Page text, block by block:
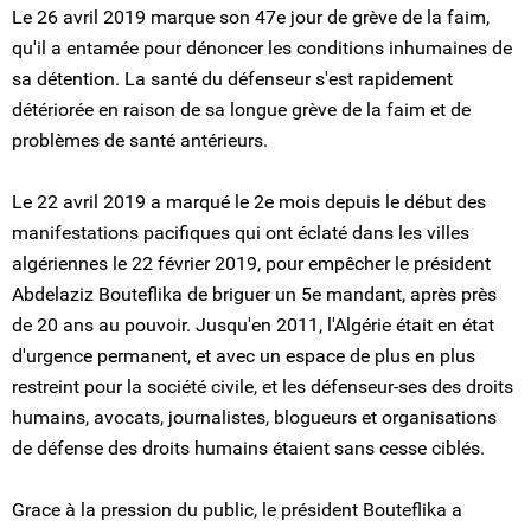
Le 26 avril 2019 marque son 47e jour de grève de la faim,
qu'il a entamée pour dénoncer les conditions inhumaines de
sa détention. La santé du défenseur s'est rapidement
détériorée en raison de sa longue grève de la faim et de
problèmes de santé antérieurs.
Le 22 avril 2019 a marqué le 2e mois depuis le début des
manifestations pacifiques qui ont éclaté dans les villes
algériennes le 22 février 2019, pour empêcher le président
Abdelaziz Bouteflika de briguer un 5e mandant, après près
de 20 ans au pouvoir. Jusqu'en 2011, l'Algérie était en état
d'urgence permanent, et avec un espace de plus en plus
restreint pour la société civile, et les défenseur-ses des droits
humains, avocats, journalistes, blogueurs et organisations
de défense des droits humains étaient sans cesse ciblés.
Grace à la pression du public, le président Bouteflika a